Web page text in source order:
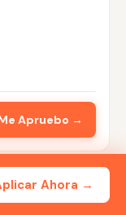
Apruebo →
Ahora →